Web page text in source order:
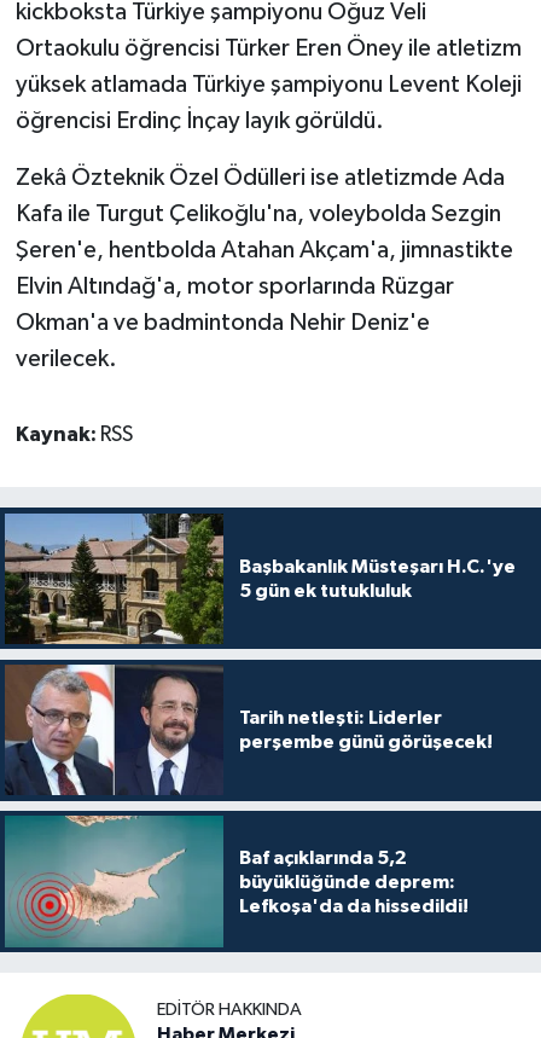
kickboksta Türkiye şampiyonu Oğuz Veli
Ortaokulu öğrencisi Türker Eren Öney ile atletizm
yüksek atlamada Türkiye şampiyonu Levent Koleji
öğrencisi Erdinç İnçay layık görüldü.
Zekâ Özteknik Özel Ödülleri ise atletizmde Ada
Kafa ile Turgut Çelikoğlu'na, voleybolda Sezgin
Şeren'e, hentbolda Atahan Akçam'a, jimnastikte
Elvin Altındağ'a, motor sporlarında Rüzgar
Okman'a ve badmintonda Nehir Deniz'e
verilecek.
Kaynak: RSS
Başbakanlık Müsteşarı H.C.'ye
5 gün ek tutukluluk
Tarih netleşti: Liderler
perşembe günü görüşecek!
Baf açıklarında 5,2
büyüklüğünde deprem:
Lefkoşa'da da hissedildi!
EDITÖR HAKKINDA
Haber Merkezi